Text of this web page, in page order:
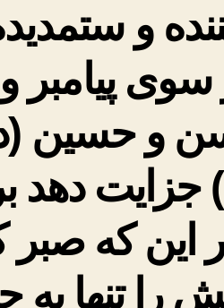
و
سوی پیامبر
و حسین
جزایت دهد
این که صبر
را تنها به